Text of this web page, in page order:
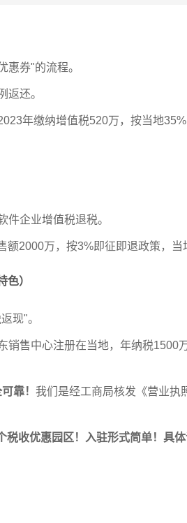
惠券"的流程。
返还。
年缴纳增值税520万，按当地
件企业增值税退税。
2000万，按3%即征即退政策，当
色）
现"。
销售中心注册在当地，年纳税1500
靠！ 我们是经工商局核发《营业执
收优惠园区！入驻形式简单！具